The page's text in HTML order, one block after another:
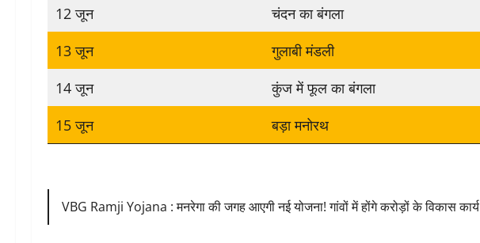
12 जून
चंदन का बंगला
13 जून
गुलाबी मंडली
14 जून
कुंज में फूल का बंगला
15 जून
बड़ा मनोरथ
VBG Ramji Yojana : मनरेगा की जगह आएगी नई योजना! गांवों में होंगे करोड़ों के विकास कार्य